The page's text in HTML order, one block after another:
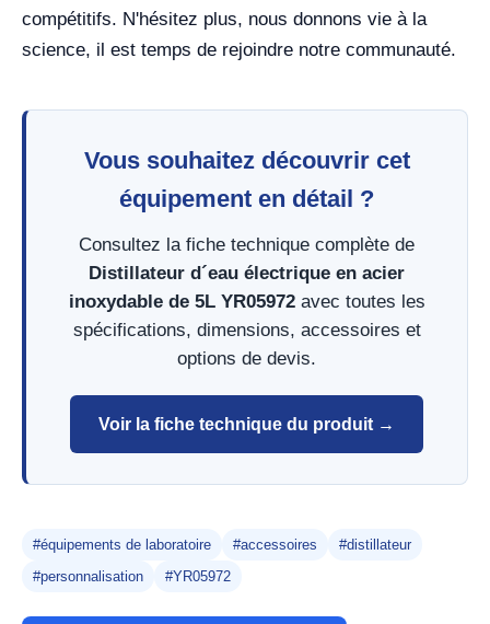
compétitifs. N'hésitez plus, nous donnons vie à la
science, il est temps de rejoindre notre communauté.
Vous souhaitez découvrir cet
équipement en détail ?
Consultez la fiche technique complète de
Distillateur d´eau électrique en acier
inoxydable de 5L YR05972avec toutes les
spécifications, dimensions, accessoires et
options de devis.
Voir la fiche technique du produit →
#équipements de laboratoire #accessoires
#distillateur
#personnalisation
#YR05972